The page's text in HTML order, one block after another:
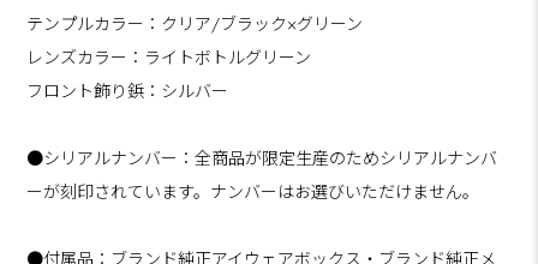
テンプルカラー：クリア/ブラック×グリーン
レンズカラー：ライトボトルグリーン
フロント飾り鋲：シルバー
●シリアルナンバー：全商品が限定生産のためシリアルナンバ
ーが刻印されています。ナンバーはお選びいただけません。
●付属品：ブランド純正アイウェアボックス・ブランド純正メ